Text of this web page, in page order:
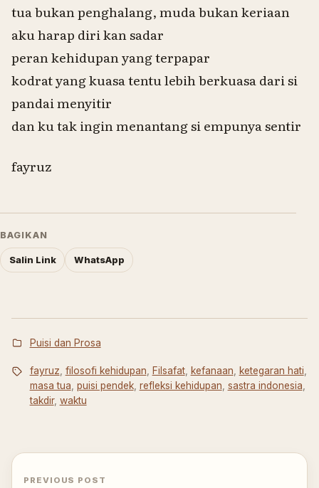
tua bukan penghalang, muda bukan keriaan
aku harap diri kan sadar
peran kehidupan yang terpapar
kodrat yang kuasa tentu lebih berkuasa dari si
pandai menyitir
dan ku tak ingin menantang si empunya sentir
fayruz
BAGIKAN
Salin Link WhatsApp
Puisi dan Prosa
fayruz filosofi kehidupan Filsafat, kefanaan ketegaran hati
masa tua puisi pendek, refleksi kehidupan sastra indonesia
takdir, waktu
PREVIOUS POST